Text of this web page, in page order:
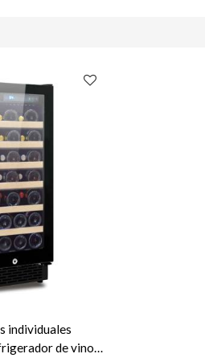
individuales
de vino